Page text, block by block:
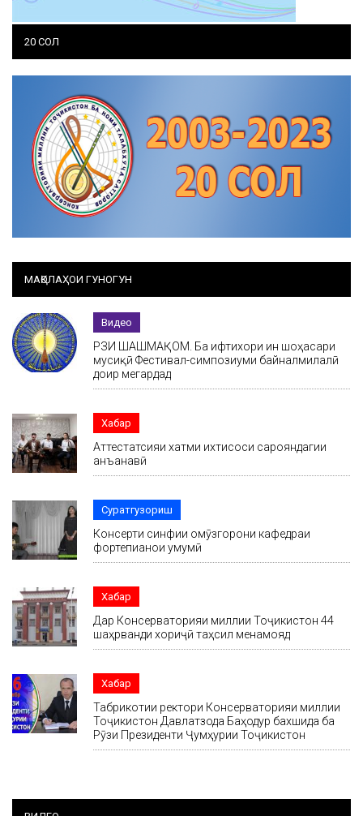
20 СОЛ
МАҚОЛАҲОИ ГУНОГУН
Видео
РӮЗИ ШАШМАҚОМ. Ба ифтихори ин шоҳасари
мусиқӣ Фестивал-симпозиуми байналмилалӣ
доир мегардад
Хабар
Аттестатсияи хатми ихтисоси сарояндагии
анъанавӣ
Суратгузориш
Консерти синфии омӯзгорони кафедраи
фортепианои умумӣ
Хабар
Дар Консерваторияи миллии Тоҷикистон 44
шаҳрванди хориҷӣ таҳсил менамояд
Хабар
Табрикотии ректори Консерваторияи миллии
Тоҷикистон Давлатзода Баҳодур бахшида ба
Рӯзи Президенти Ҷумҳурии Тоҷикистон